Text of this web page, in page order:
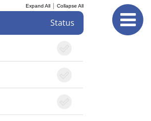
Expand All| Collapse All
Status